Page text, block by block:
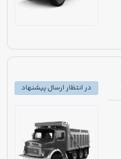
در انتظار ارسال پیشنهاد